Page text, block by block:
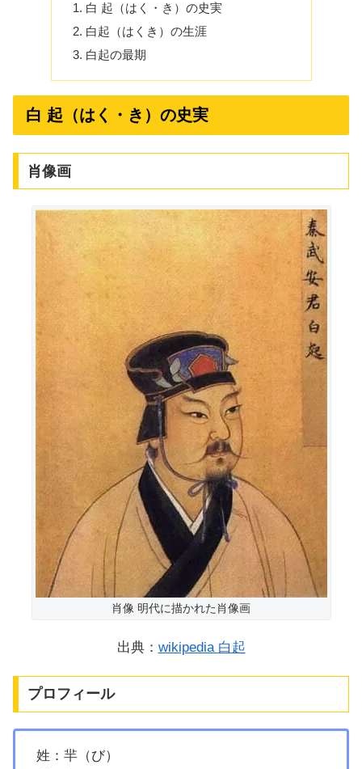
白 起（はく・き）の史実
白起（はくき）の生涯
白起の最期
白 起（はく・き）の史実
肖像画
肖像 明代に描かれた肖像画
出典： wikipedia 白起
プロフィール
姓：羋（び）